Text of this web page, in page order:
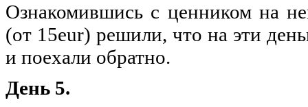
Ознакомившись с ценником на
(от 15eur) решили, что на эти
и поехали обратно.
День 5.